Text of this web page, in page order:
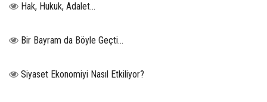
Hak, Hukuk, Adalet…
Bir Bayram da Böyle Geçti…
Siyaset Ekonomiyi Nasıl Etkiliyor?